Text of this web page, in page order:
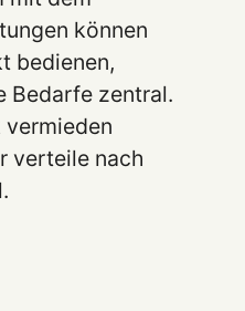
können
bedienen,
Bedarfe zentral.
vermieden
verteile nach